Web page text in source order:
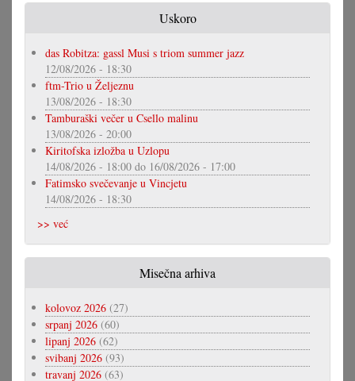
Uskoro
das Robitza: gassl Musi s triom summer jazz
12/08/2026 - 18:30
ftm-Trio u Željeznu
13/08/2026 - 18:30
Tamburaški večer u Csello malinu
13/08/2026 - 20:00
Kiritofska izložba u Uzlopu
14/08/2026 - 18:00 do 16/08/2026 - 17:00
Fatimsko svečevanje u Vincjetu
14/08/2026 - 18:30
>> već
Misečna arhiva
kolovoz 2026 (27)
srpanj 2026 (60)
lipanj 2026 (62)
svibanj 2026 (93)
travanj 2026 (63)